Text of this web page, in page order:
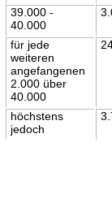
39.000 -
40.000
für jede
weiteren
angefangenen
2.000 über
40.000
höchstens
jedoch